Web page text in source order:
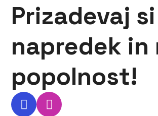
Prizadevaj
napredek in
popolnost!